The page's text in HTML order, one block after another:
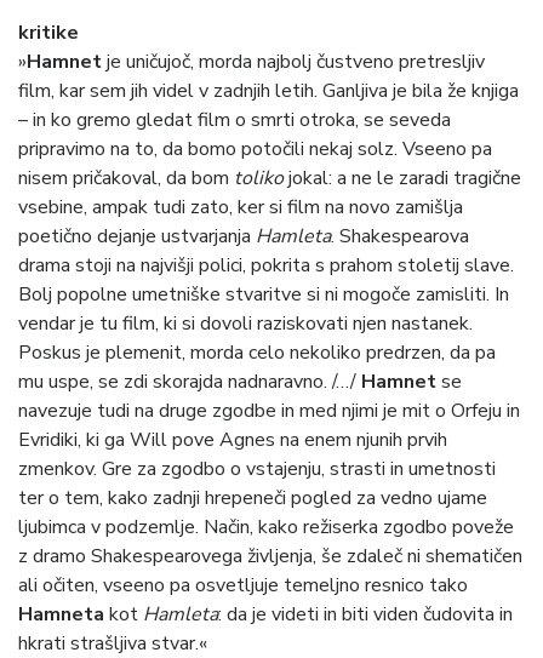
kritike
»Hamnetje uničujoč, morda najbolj čustveno pretresljiv
film, kar sem jih videl v zadnjih letih. Ganljiva je bila že knjiga
– in ko gremo gledat film o smrti otroka, se seveda
pripravimo na to, da bomo potočili nekaj solz. Vseeno pa
nisem pričakoval, da bom tolikojokal: a ne le zaradi tragične
vsebine, ampak tudi zato, ker si film na novo zamišlja
poetično dejanje ustvarjanja Hamleta. Shakespearova
drama stoji na najvišji polici, pokrita s prahom stoletij slave.
Bolj popolne umetniške stvaritve si ni mogoče zamisliti. In
vendar je tu film, ki si dovoli raziskovati njen nastanek.
Poskus je plemenit, morda celo nekoliko predrzen, da pa
mu uspe, se zdi skorajda nadnaravno. /…/ Hamnetse
navezuje tudi na druge zgodbe in med njimi je mit o Orfeju in
Evridiki, ki ga Will pove Agnes na enem njunih prvih
zmenkov. Gre za zgodbo o vstajenju, strasti in umetnosti
ter o tem, kako zadnji hrepeneči pogled za vedno ujame
ljubimca v podzemlje. Način, kako režiserka zgodbo poveže
z dramo Shakespearovega življenja, še zdaleč ni shematičen
ali očiten, vseeno pa osvetljuje temeljno resnico tako
Hamneta kot Hamleta: da je videti in biti viden čudovita in
hkrati strašljiva stvar.«